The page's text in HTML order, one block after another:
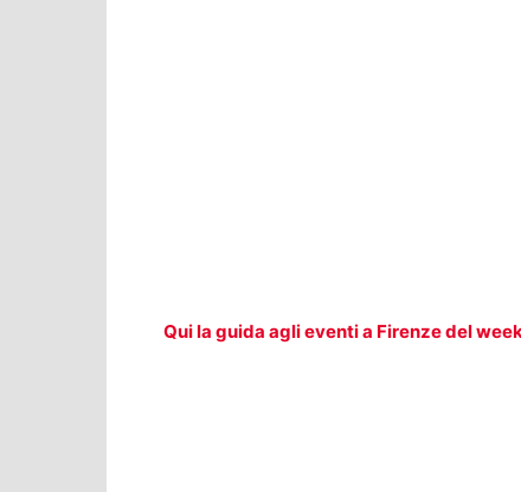
Qui la guida agli eventi a Firenze del